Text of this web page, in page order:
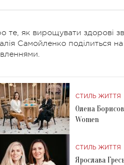
те, як вирощувати здорові
Самойленко поділиться на
СТИЛЬ ЖИТТЯ
Олена
Women
СТИЛЬ ЖИТТЯ
Ярослава